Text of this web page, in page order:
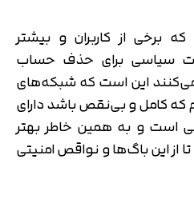
برخی از کاربران و بیشتر
سیاسی برای حذف حساب
می‌کنند این است که شبکه‌های
کامل و بی‌نقص باشد دارای
است و به همین خاطر بهتر
از این باگ‌ها و نواقص امنیتی